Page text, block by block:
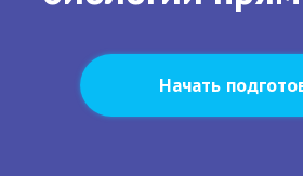
Начать